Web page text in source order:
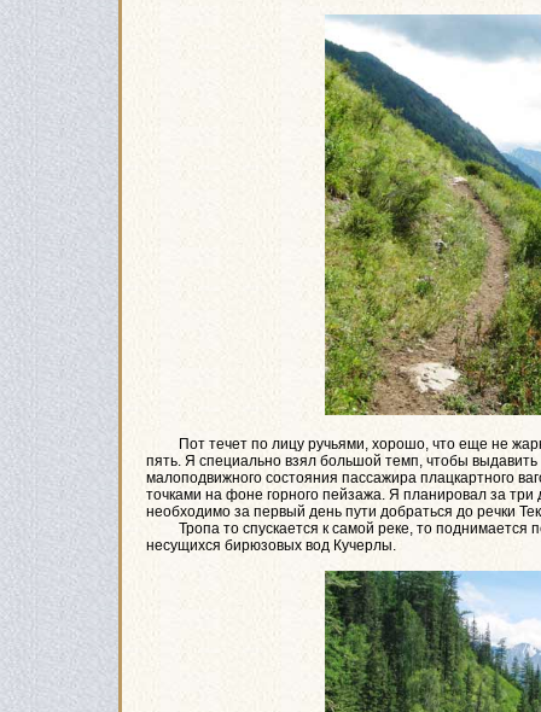
Пот течет по лицу ручьями, хорошо, что еще не
пять. Я специально взял большой темп, чтобы
малоподвижного состояния пассажира плацкартного
точками на фоне горного пейзажа. Я планировал за три
необходимо за первый день пути добраться до речки
Тропа то спускается к самой реке, то поднимается
несущихся бирюзовых вод Кучерлы.